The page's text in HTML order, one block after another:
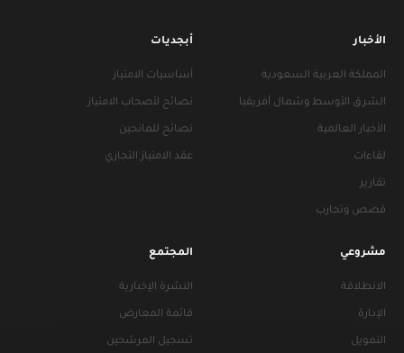
الأخبار
المملكة العربية السعودية
الشرق الأوسط وشمال أفريقيا
الأخبار العالمية
لقاءات
تقارير
قصص وتجارب
أبجديات
أساسيات الامتياز
نصائح لأصحاب الامتياز
نصائح للمانحين
عقد الامتياز التجاري
مشروعي
الانطلاقة
الإدارة
التمويل
المجتمع
النشرة الإخبارية
قائمة المعارض
تسجيل المرشحين